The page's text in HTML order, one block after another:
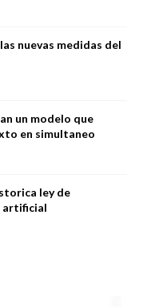
nuevas medidas del
un modelo que
en simultaneo
ley de
artificial